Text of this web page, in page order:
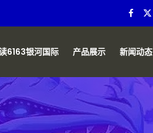
6163银河国际 产品展示 新闻动态